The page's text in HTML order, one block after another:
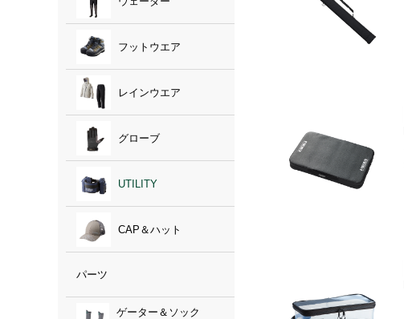
フットウエア
レインウエア
グローブ
UTILITY
CAP＆ハット
パーツ
ゲーター＆ソック